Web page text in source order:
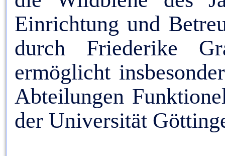
Einrichtung und
durch Friederike
ermöglicht
Abteilungen
der Universität